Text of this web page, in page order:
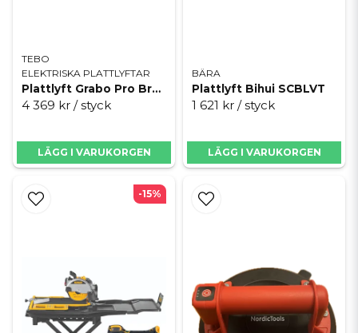
TEBO
ELEKTRISKA PLATTLYFTAR
Plattlyft Grabo Pro Brushless exkl batteri
4 369 kr / styck
LÄGG I VARUKORGEN
BÄRA
Plattlyft Bihui SCBLVT
1 621 kr / styck
LÄGG I VARUKORGEN
-15%